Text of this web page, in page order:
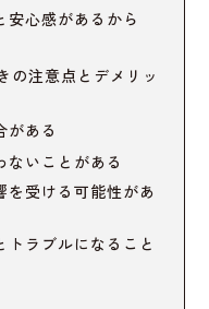
安心感があるから
の注意点とデメリッ
がある
ないことがある
を受ける可能性があ
ラブルになること